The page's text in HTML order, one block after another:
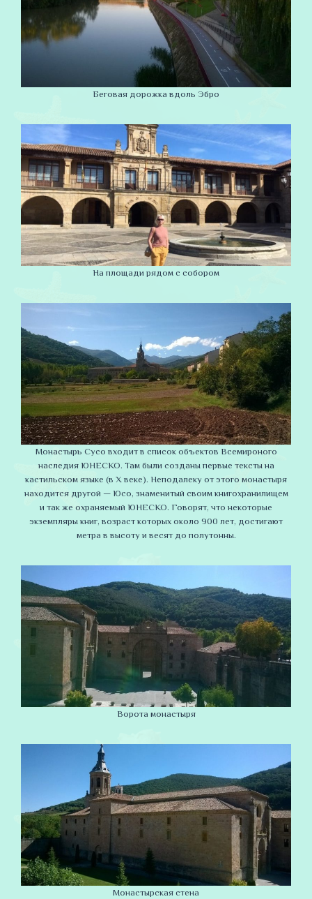
Беговая дорожка вдоль Эбро
На площади рядом с собором
Монастырь Сусо входит в список объектов Всемироного
наследия ЮНЕСКО. Там были созданы первые тексты на
кастильском языке (в X веке). Неподалеку от этого монастыря
находится другой — Юсо, знаменитый своим книгохранилищем
и так же охраняемый ЮНЕСКО. Говорят, что некоторые
экземпляры книг, возраст которых около 900 лет, достигают
метра в высоту и весят до полутонны.
Ворота монастыря
Монастырская стена